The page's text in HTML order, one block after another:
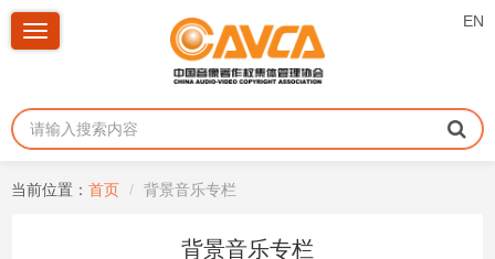
EN
Toggle
当前位置： 首页 背景音乐专栏
背景音乐专栏